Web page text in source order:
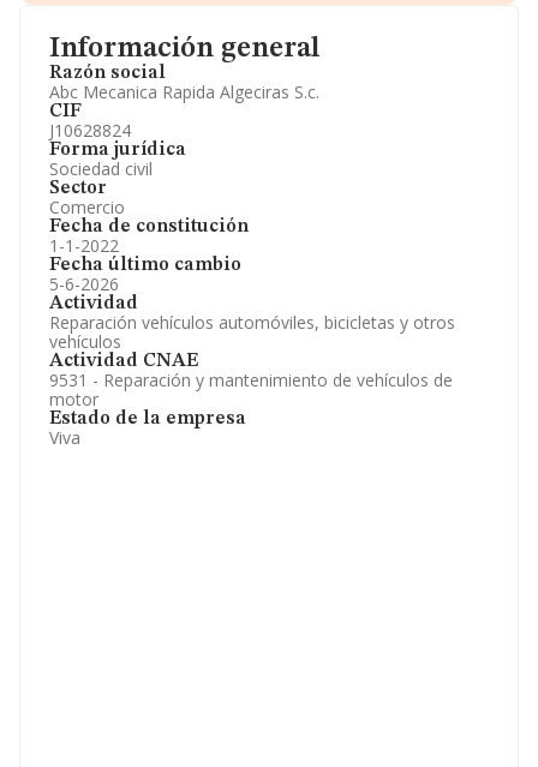
Información general
Razón social
Abc Mecanica Rapida Algeciras S.c.
CIF
J10628824
Forma jurídica
Sociedad civil
Sector
Comercio
Fecha de constitución
1-1-2022
Fecha último cambio
5-6-2026
Actividad
Reparación vehículos automóviles, bicicletas y otros
vehículos
Actividad CNAE
9531 - Reparación y mantenimiento de vehículos de
motor
Estado de la empresa
Viva
Información oficial y registral complementaria.